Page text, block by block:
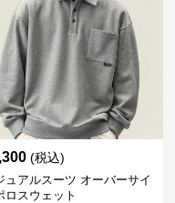
(税込)
ュアルスーツ オーバーサイ
ロスウェット